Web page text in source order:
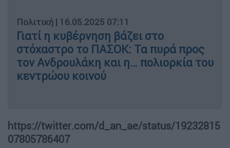
Πολιτική | 16.05.2025 07:11
Γιατί η κυβέρνηση βάζει στο
στόχαστρο το ΠΑΣΟΚ: Τα πυρά προς
τον Ανδρουλάκη και η… πολιορκία του
κεντρώου κοινού
https://twitter.com/d_an_ae/status/19232815
07805786407